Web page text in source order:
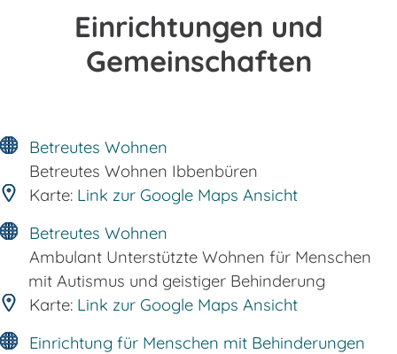
Einrichtungen und
Gemeinschaften
Betreutes Wohnen
Betreutes Wohnen Ibbenbüren
Karte: Link zur Google Maps Ansicht
Betreutes Wohnen
Ambulant Unterstützte Wohnen für Menschen
mit Autismus und geistiger Behinderung
Karte: Link zur Google Maps Ansicht
Einrichtung für Menschen mit Behinderungen